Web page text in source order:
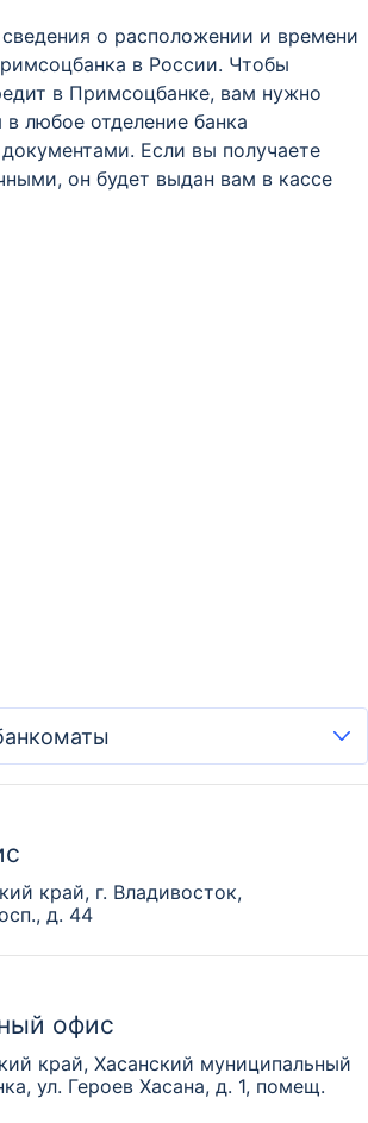
о расположении и времени
в России. Чтобы
в Примсоцбанке, вам нужно
в любое отделение банка
Если вы получаете
он будет выдан вам в кассе
край, г. Владивосток,
д. 44
офис
край, Хасанский муниципальный
ул. Героев Хасана, д. 1, помещ.